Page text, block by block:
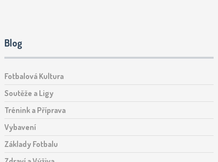
Blog
Fotbalová Kultura
Soutěže a Ligy
Trénink a Příprava
Vybavení
Základy Fotbalu